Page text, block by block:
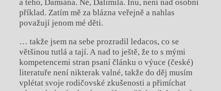
a teho, Damiána. Né, Dalimila. Inu, není nad osobní
příklad. Zatím mě za blázna veřejně a nahlas
považují jenom mé děti.
… takže jsem na sebe prozradil ledacos, co se
většinou tutlá a tají. A nad to ještě, že to s mými
kompetencemi stran psaní článku o výuce (české)
literatuře není nikterak valné, takže do děj musím
vplétat svoje rodičovské zkušenosti a přimíchat